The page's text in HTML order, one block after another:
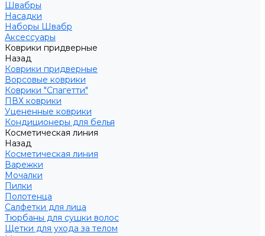
Швабры
Насадки
Наборы Швабр
Аксессуары
Коврики придверные
Назад
Коврики придверные
Ворсовые коврики
Коврики "Спагетти"
ПВХ коврики
Уцененные коврики
Кондиционеры для белья
Косметическая линия
Назад
Косметическая линия
Варежки
Мочалки
Пилки
Полотенца
Салфетки для лица
Тюрбаны для сушки волос
Щетки для ухода за телом